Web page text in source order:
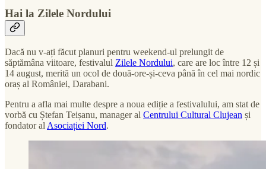
Hai la Zilele Nordului
Dacă nu v-ați făcut planuri pentru weekend-ul prelungit de
săptămâna viitoare, festivalul Zilele Nordului, care are loc între 12 și
14 august, merită un ocol de două-ore-și-ceva până în cel mai nordic
oraș al României, Darabani.
Pentru a afla mai multe despre a noua ediție a festivalului, am stat de
vorbă cu Ștefan Teișanu, manager al Centrului Cultural Clujean și
fondator alAsociației Nord.